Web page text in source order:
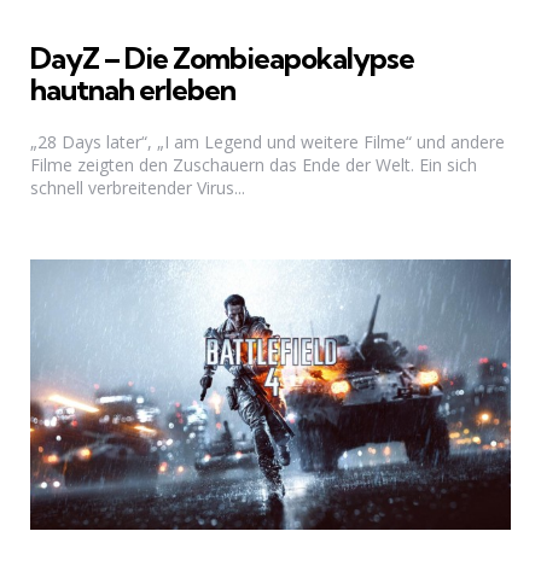
DayZ – Die Zombieapokalypse
hautnah erleben
„28 Days later“, „I am Legend und weitere Filme“ und andere
Filme zeigten den Zuschauern das Ende der Welt. Ein sich
schnell verbreitender Virus...